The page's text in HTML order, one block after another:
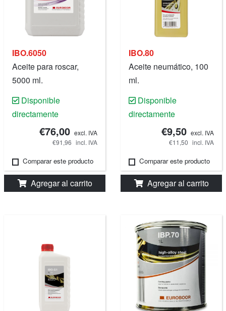
IBO.6050
Aceite para roscar,
5000 ml.
Disponible
directamente
€76,00 excl. IVA
€91,96 incl. IVA
Comparar este producto
Agregar al carrito
IBO.80
Aceite neumático, 100
ml.
Disponible
directamente
€9,50 excl. IVA
€11,50 incl. IVA
Comparar este producto
Agregar al carrito